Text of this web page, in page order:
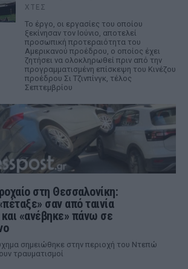
ΧΤΕΣ
Το έργο, οι εργασίες του οποίου
ξεκίνησαν τον Ιούνιο, αποτελεί
προσωπική προτεραιότητα του
Αμερικανού προέδρου, ο οποίος έχει
ζητήσει να ολοκληρωθεί πριν από την
προγραμματισμένη επίσκεψη του Κινέζου
προέδρου Σι Τζινπίνγκ, τέλος
Σεπτεμβρίου
στη Θεσσαλονίκη:
σαν από ταινία
«ανέβηκε» πάνω σε
σημειώθηκε στην περιοχή του Ντεπώ
τραυματισμοί